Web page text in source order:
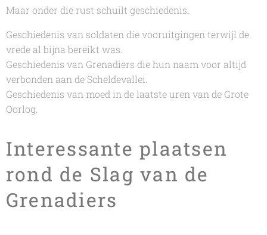
Maar onder die rust schuilt geschiedenis.
Geschiedenis van soldaten die vooruitgingen terwijl de
vrede al bijna bereikt was.
Geschiedenis van Grenadiers die hun naam voor altijd
verbonden aan de Scheldevallei.
Geschiedenis van moed in de laatste uren van de Grote
Oorlog.
Interessante plaatsen
rond de Slag van de
Grenadiers